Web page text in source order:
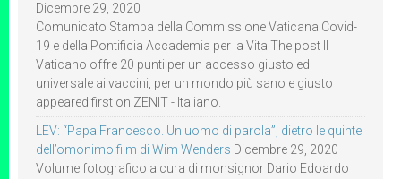
Dicembre 29, 2020
Comunicato Stampa della Commissione Vaticana Covid-
19 e della Pontificia Accademia per la Vita The post Il
Vaticano offre 20 punti per un accesso giusto ed
universale ai vaccini, per un mondo più sano e giusto
appeared first on ZENIT - Italiano.
LEV: “Papa Francesco. Un uomo di parola”, dietro le quinte
dell’omonimo film di Wim Wenders Dicembre 29, 2020
Volume fotografico a cura di monsignor Dario Edoardo